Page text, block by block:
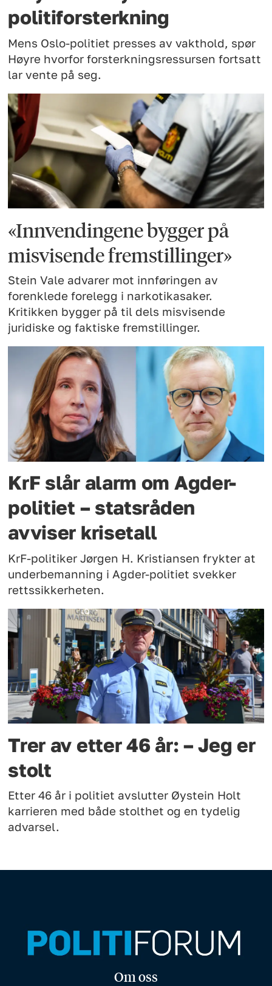
politiforsterkning
Mens Oslo-politiet presses av vakthold, spør
Høyre hvorfor forsterkningsressursen fortsatt
lar vente på seg.
«Innvendingene bygger på
misvisende fremstillinger»
Stein Vale advarer mot innføringen av
forenklede forelegg i narkotikasaker.
Kritikken bygger på til dels misvisende
juridiske og faktiske fremstillinger.
KrF slår alarm om Agder-
politiet – statsråden
avviser krisetall
KrF-politiker Jørgen H. Kristiansen frykter at
underbemanning i Agder-politiet svekker
rettssikkerheten.
Trer av etter 46 år: – Jeg er
stolt
Etter 46 år i politiet avslutter Øystein Holt
karrieren med både stolthet og en tydelig
advarsel.
Om oss